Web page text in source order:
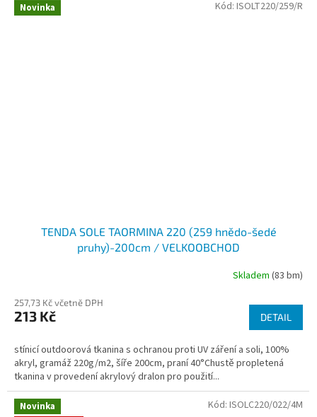
Novinka
TENDA SOLE TAORMINA 220 (259 hnědo-šedé
pruhy)-200cm / VELKOOBCHOD
Skladem (83 bm)
257,73 Kč včetně DPH
213 Kč DETAIL
stínicí outdoorová tkanina s ochranou proti UV záření a soli, 100%
akryl, gramáž 220g/m2, šíře 200cm, praní 40°Chustě propletená
tkanina v provedení akrylový dralon pro použití...
Kód: ISOLT220/259/R
Novinka
Kód: ISOLC220/022/4M